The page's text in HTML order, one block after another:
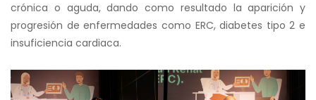
crónica o aguda, dando como resultado la aparición y
progresión de enfermedades como ERC, diabetes tipo 2 e
insuficiencia cardiaca.